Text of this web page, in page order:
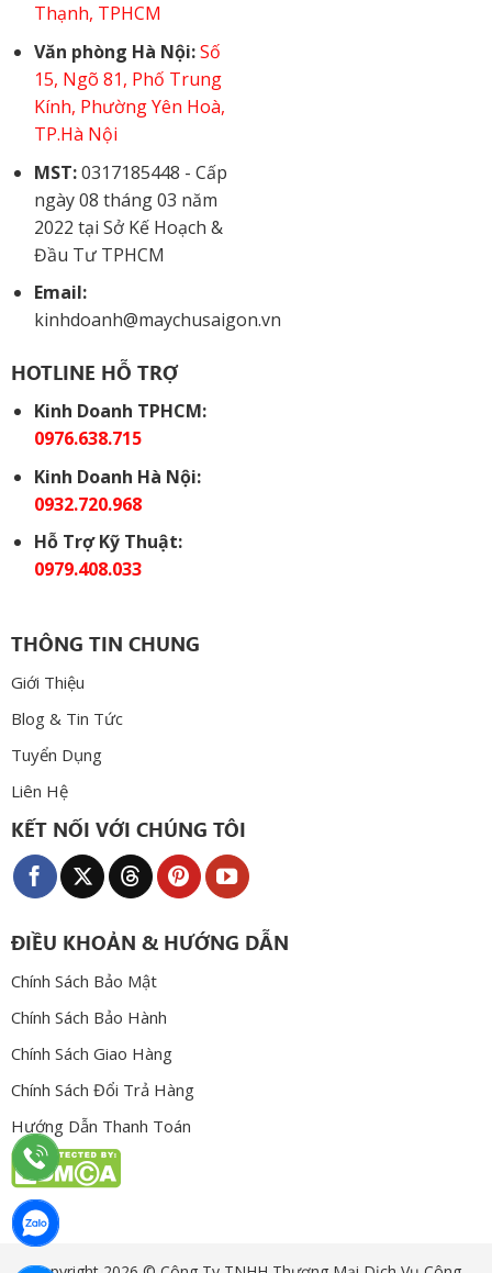
Thạnh, TPHCM
Văn phòng Hà Nội: Số
15, Ngõ 81, Phố Trung
Kính, Phường Yên Hoà,
TP.Hà Nội
MST:0317185448 - Cấp
ngày 08 tháng 03 năm
2022 tại Sở Kế Hoạch &
Đầu Tư TPHCM
Email:
kinhdoanh@maychusaigon.vn
HOTLINE HỖ TRỢ
Kinh Doanh TPHCM:
0976.638.715
Kinh Doanh Hà Nội:
0932.720.968
Hỗ Trợ Kỹ Thuật:
0979.408.033
THÔNG TIN CHUNG
Giới Thiệu
Blog & Tin Tức
Tuyển Dụng
Liên Hệ
KẾT NỐI VỚI CHÚNG TÔI
ĐIỀU KHOẢN & HƯỚNG DẪN
Chính Sách Bảo Mật
Chính Sách Bảo Hành
Chính Sách Giao Hàng
Chính Sách Đổi Trả Hàng
Hướng Dẫn Thanh Toán